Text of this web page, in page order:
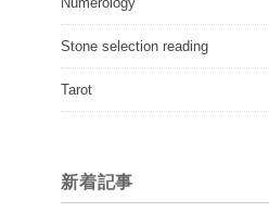
Stone selection reading
Tarot
新着記事